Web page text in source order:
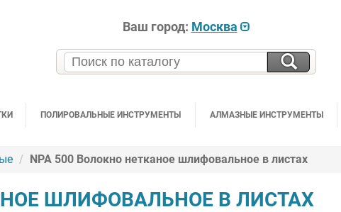
Ваш город: Москва
ПОЛИРОВАЛЬНЫЕ ИНСТРУМЕНТЫ АЛМАЗНЫЕ ИНСТРУМЕНТЫ
NPA 500 Волокно нетканое шлифовальное в листах
ШЛИФОВАЛЬНОЕ В ЛИСТАХ